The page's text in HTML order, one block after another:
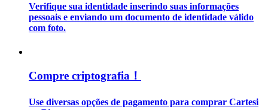
Estratégias de negociação
Aprenda como se manter lucrativo
Verifique sua identidade inserindo suas informações
pessoais e enviando um documento de identidade válido
com foto.
Compre criptografia！
Use diversas opções de pagamento para comprar Cartesi